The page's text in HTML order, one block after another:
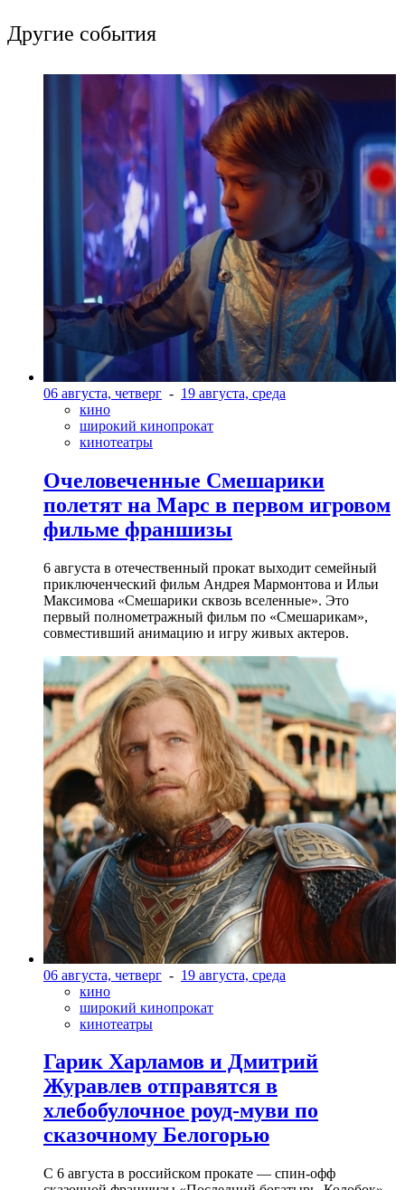
Другие события
06 августа, четверг - 19 августа, среда
кино
широкий кинопрокат
кинотеатры
Очеловеченные Смешарики
полетят на Марс в первом игровом
фильме франшизы
6 августа в отечественный прокат выходит семейный
приключенческий фильм Андрея Мармонтова и Ильи
Максимова «Смешарики сквозь вселенные». Это
первый полнометражный фильм по «Смешарикам»,
совместивший анимацию и игру живых актеров.
06 августа, четверг - 19 августа, среда
кино
широкий кинопрокат
кинотеатры
Гарик Харламов и Дмитрий
Журавлев отправятся в
хлебобулочное роуд-муви по
сказочному Белогорью
С 6 августа в российском прокате — спин-офф